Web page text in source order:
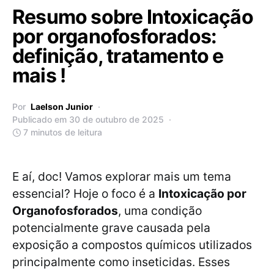
Resumo sobre Intoxicação
por organofosforados:
definição, tratamento e
mais !
Por Laelson Junior
Publicado em 30 de outubro de 2025
7 minutos de leitura
E aí, doc! Vamos explorar mais um tema
essencial? Hoje o foco é a Intoxicação por
Organofosforados, uma condição
potencialmente grave causada pela
exposição a compostos químicos utilizados
principalmente como inseticidas. Esses